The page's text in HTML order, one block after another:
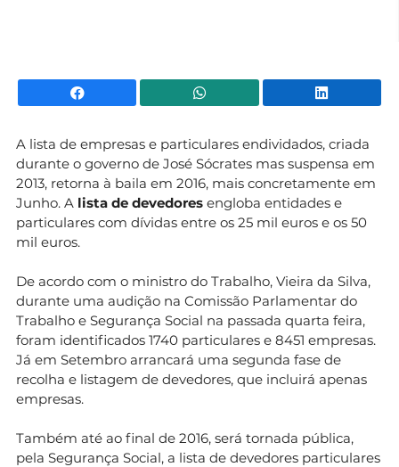
Facebook WhatsApp
A lista de empresas e particulares endividados, criada
durante o governo de José Sócrates mas suspensa em
2013, retorna à baila em 2016, mais concretamente em
Junho. A lista de devedores engloba entidades e
particulares com dívidas entre os 25 mil euros e os 50
mil euros.
De acordo com o ministro do Trabalho, Vieira da Silva,
durante uma audição na Comissão Parlamentar do
Trabalho e Segurança Social na passada quarta feira,
foram identificados 1740 particulares e 8451 empresas.
Já em Setembro arrancará uma segunda fase de
recolha e listagem de devedores, que incluirá apenas
empresas.
Também até ao final de 2016, será tornada pública,
pela Segurança Social, a lista de devedores particulares